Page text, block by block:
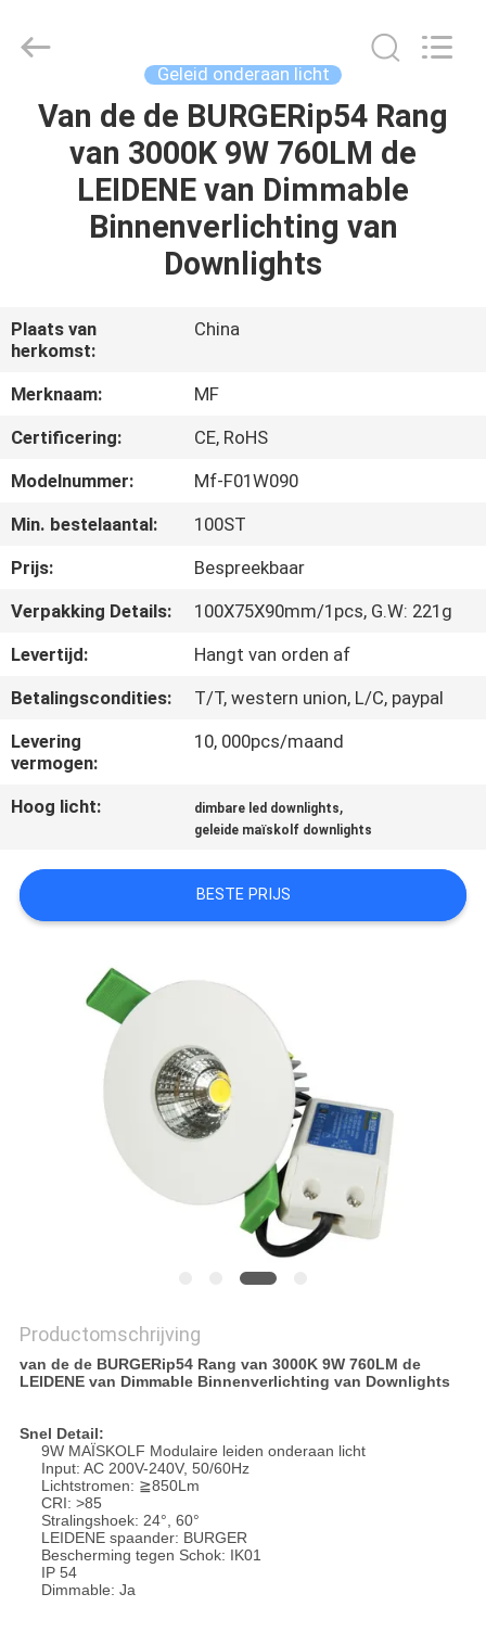
HUIS
PRODUCTEN
OVER
ONS
FABRIEKSREIS
KWALITEITSCONTROLE
CONTACTEER
ONS
VERZOEK
OM EEN
CITAAT
SITEMAP
PRIVACY
POLICY
Co.,Ltd..
Geleid onderaan licht
Van de de BURGERip54 Rang
van 3000K 9W 760LM de
LEIDENE van Dimmable
Binnenverlichting van
Downlights
Plaats van
herkomst:
China
Merknaam:
MF
Certificering:
CE, RoHS
Modelnummer:
Mf-F01W090
Min. bestelaantal:
100ST
Prijs:
Bespreekbaar
Verpakking Details:
100X75X90mm/1pcs, G.W: 221g
Levertijd:
Hangt van orden af
Betalingscondities:
T/T, western union, L/C, paypal
Levering
vermogen:
10, 000pcs/maand
Hoog licht: dimbare led downlights,
geleide maïskolf downlights
BESTE PRIJS
Productomschrijving
van de de BURGERip54 Rang van 3000K 9W 760LM de
LEIDENE van Dimmable Binnenverlichting van Downlights
Snel Detail:
9W MAÏSKOLF Modulaire leiden onderaan licht
Input: AC 200V-240V, 50/60Hz
Lichtstromen: ≧850Lm
CRI: >85
Stralingshoek: 24°, 60°
LEIDENE spaander: BURGER
Bescherming tegen Schok: IK01
IP 54
Dimmable: Ja